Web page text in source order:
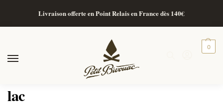
Livraison offerte en Point Relais en France dès 140€
0
lac